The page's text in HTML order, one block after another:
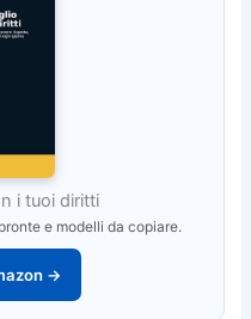
i tuoi diritti
e modelli da copiare.
→